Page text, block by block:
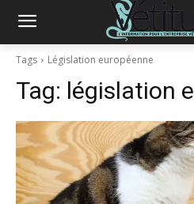
Tags Législation européenne
Tag: législation